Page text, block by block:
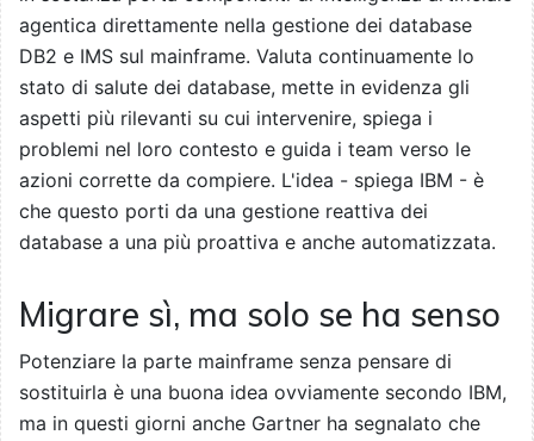
agentica direttamente nella gestione dei database
DB2 e IMS sul mainframe. Valuta continuamente lo
stato di salute dei database, mette in evidenza gli
aspetti più rilevanti su cui intervenire, spiega i
problemi nel loro contesto e guida i team verso le
azioni corrette da compiere. L'idea - spiega IBM - è
che questo porti da una gestione reattiva dei
database a una più proattiva e anche automatizzata.
Migrare sì, ma solo se ha senso
Potenziare la parte mainframe senza pensare di
sostituirla è una buona idea ovviamente secondo IBM,
ma in questi giorni anche Gartner ha segnalato che